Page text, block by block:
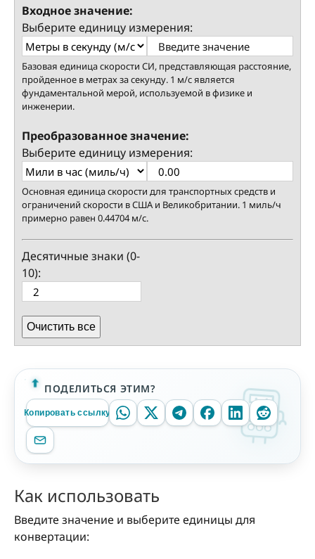
Входное значение:
Выберите единицу измерения:
Базовая единица скорости СИ, представляющая расстояние,
пройденное в метрах за секунду. 1 м/с является
фундаментальной мерой, используемой в физике и
инженерии.
Преобразованное значение:
Выберите единицу измерения:
Основная единица скорости для транспортных средств и
ограничений скорости в США и Великобритании. 1 миль/ч
примерно равен 0.44704 м/с.
Десятичные знаки (0-
10):
Очистить все
ПОДЕЛИТЬСЯ ЭТИМ?
Копировать ссылку
Как использовать
Введите значение и выберите единицы для
конвертации: